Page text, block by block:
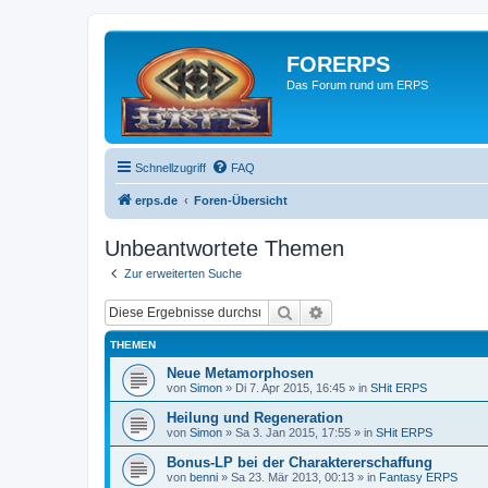
FORERPS
Das Forum rund um ERPS
Schnellzugriff FAQ
erps.de Foren-Übersicht
Unbeantwortete Themen
Zur erweiterten Suche
Suche
THEMEN
Neue Metamorphosen
von Simon » Di 7. Apr 2015, 16:45 » in SHit ERPS
Heilung und Regeneration
von Simon » Sa 3. Jan 2015, 17:55 » in SHit ERPS
Bonus-LP bei der Charaktererschaffung
von benni » Sa 23. Mär 2013, 00:13 » in Fantasy ERPS